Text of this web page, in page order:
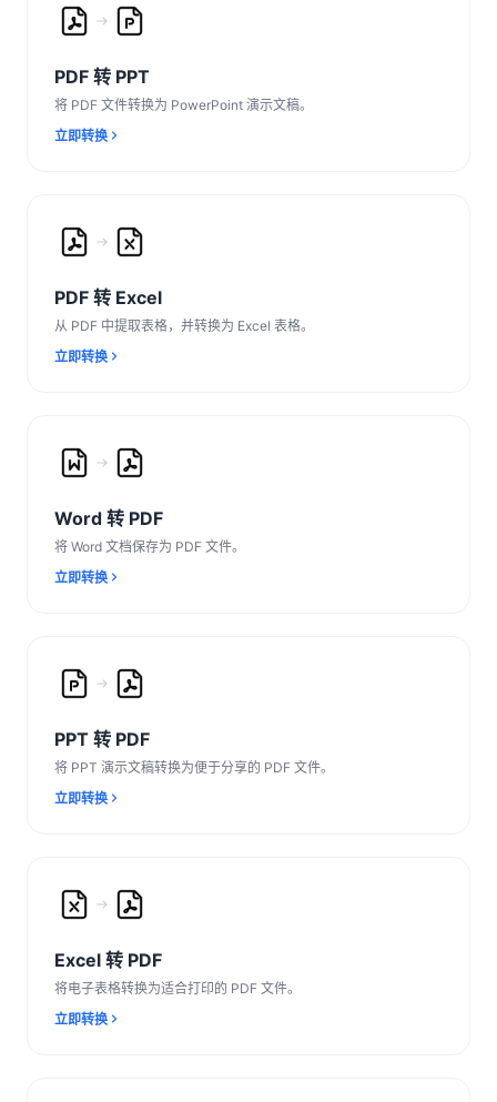
PDF 转 PPT
将 PDF 文件转换为 PowerPoint 演示文稿。
立即转换
PDF 转 Excel
从 PDF 中提取表格，并转换为 Excel 表格。
立即转换
Word 转 PDF
将 Word 文档保存为 PDF 文件。
立即转换
PPT 转 PDF
将 PPT 演示文稿转换为便于分享的 PDF 文件。
立即转换
Excel 转 PDF
将电子表格转换为适合打印的 PDF 文件。
立即转换